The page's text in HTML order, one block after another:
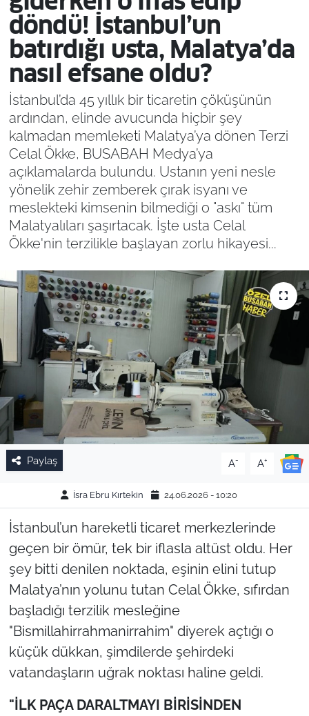
döndü! İstanbul’un
batırdığı usta, Malatya’da
nasıl efsane oldu?
İstanbul’da 45 yıllık bir ticaretin çöküşünün
ardından, elinde avucunda hiçbir şey
kalmadan memleketi Malatya’ya dönen Terzi
Celal Ökke, BUSABAH Medya’ya
açıklamalarda bulundu. Ustanın yeni nesle
yönelik zehir zemberek çırak isyanı ve
meslekteki kimsenin bilmediği o "askı" tüm
Malatyalıları şaşırtacak. İşte usta Celal
Ökke'nin terzilikle başlayan zorlu hikayesi...
Paylaş A- A+
İsra Ebru Kırtekin 24.06.2026 - 10:20
İstanbul’un hareketli ticaret merkezlerinde
geçen bir ömür, tek bir iflasla altüst oldu. Her
şey bitti denilen noktada, eşinin elini tutup
Malatya’nın yolunu tutan Celal Ökke, sıfırdan
başladığı terzilik mesleğine
"Bismillahirrahmanirrahim" diyerek açtığı o
küçük dükkan, şimdilerde şehirdeki
vatandaşların uğrak noktası haline geldi.
"İLK PAÇA DARALTMAYI BİRİSİNDEN